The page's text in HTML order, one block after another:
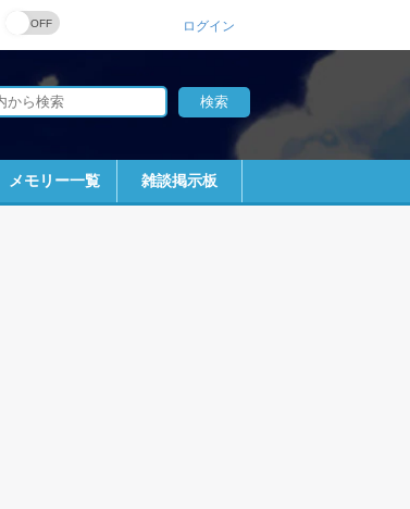
ログイン
メモリー一覧 雑談掲示板